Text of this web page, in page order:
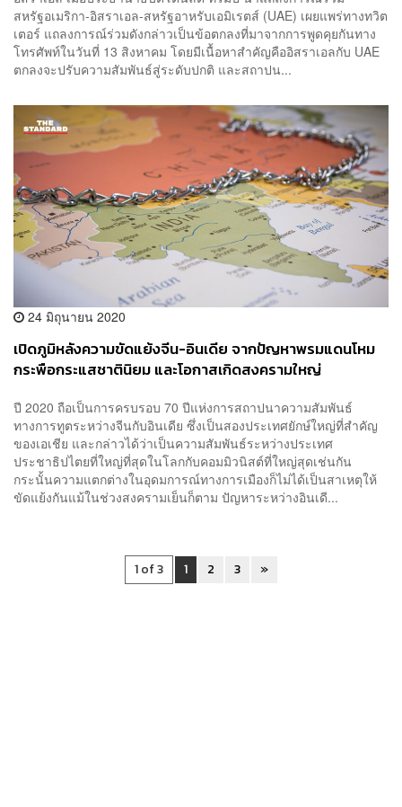
สหรัฐอเมริกา-อิสราเอล-สหรัฐอาหรับเอมิเรตส์ (UAE) เผยแพร่ทางทวิต
เตอร์ แถลงการณ์ร่วมดังกล่าวเป็นข้อตกลงที่มาจากการพูดคุยกันทาง
โทรศัพท์ในวันที่ 13 สิงหาคม โดยมีเนื้อหาสำคัญคืออิสราเอลกับ UAE
ตกลงจะปรับความสัมพันธ์สู่ระดับปกติ และสถาปน...
24 มิถุนายน 2020
เปิดภูมิหลังความขัดแย้งจีน-อินเดีย จากปัญหาพรมแดนโหม
กระพือกระแสชาตินิยม และโอกาสเกิดสงครามใหญ่
ปี 2020 ถือเป็นการครบรอบ 70 ปีแห่งการสถาปนาความสัมพันธ์
ทางการทูตระหว่างจีนกับอินเดีย ซึ่งเป็นสองประเทศยักษ์ใหญ่ที่สำคัญ
ของเอเชีย และกล่าวได้ว่าเป็นความสัมพันธ์ระหว่างประเทศ
ประชาธิปไตยที่ใหญ่ที่สุดในโลกกับคอมมิวนิสต์ที่ใหญ่สุดเช่นกัน
กระนั้นความแตกต่างในอุดมการณ์ทางการเมืองก็ไม่ได้เป็นสาเหตุให้
ขัดแย้งกันแม้ในช่วงสงครามเย็นก็ตาม ปัญหาระหว่างอินเดี...
1 of 3 1 2 3 »